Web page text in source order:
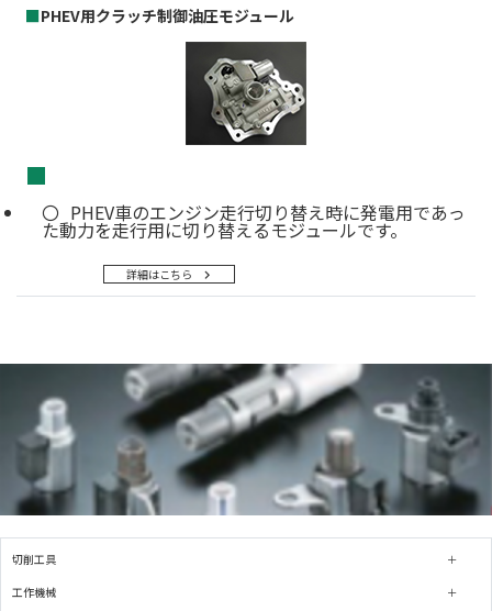
■PHEV用クラッチ制御油圧モジュール
詳細はこちら
■
PHEV車のエンジン走行切り替え時に発電用であっ
た動力を走行用に切り替えるモジュールです。
切削工具
工作機械